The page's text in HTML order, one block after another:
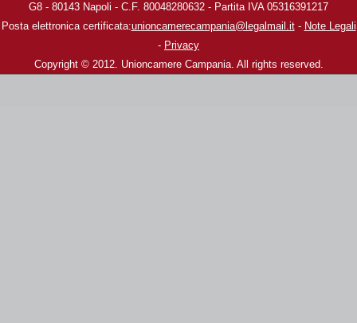
G8 - 80143 Napoli - C.F. 80048280632 - Partita IVA 05316391217
Posta elettronica certificata:unioncamerecampania@legalmail.it- Note Legali
- Privacy
Copyright © 2012. Unioncamere Campania. All rights reserved.